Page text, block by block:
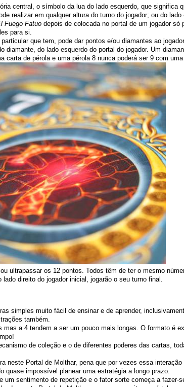
central, o símbolo da lua do lado esquerdo, que significa
realizar em qualquer altura do turno do jogador; ou do
Fuego Fatuo depois de colocada no portal de um jogador
para si.
que tem, pode dar pontos e/ou diamantes ao
diamante, do lado esquerdo do portal do jogador. Um
carta de pérola e uma pérola 8 nunca poderá ser 9 com
ultrapassar os 12 pontos. Todos têm de ter o mesmo
direito do jogador inicial, jogarão o seu turno final.
simples muito fácil de ensinar e de aprender,
também.
a 4 tendem a ser um pouco mais longas. O formato é
de coleção e o de diferentes poderes das cartas,
neste Portal de Molthar, pena que por vezes essa
quase impossível planear uma estratégia a longo prazo.
um sentimento de repetição e o fator sorte começa a fazer-